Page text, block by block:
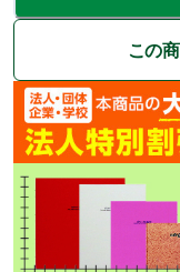
この